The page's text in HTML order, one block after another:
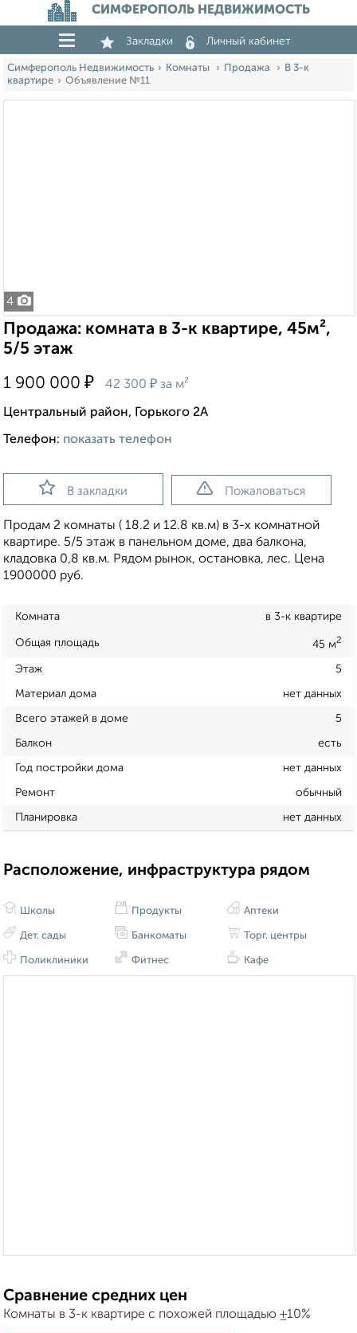
СИМФЕРОПОЛЬ НЕДВИЖИМОСТЬ
Закладки Личный кабинет
Симферополь Недвижимость Комнаты Продажа
В 3-к
квартире
Объявление №11
4
Продажа: комната в 3-к квартире, 45м²,
5/5 этаж
1 900 000 ₽ 42 300 ₽ за м²
Центральный район, Горького 2А
Телефон: показать телефон
В закладки Пожаловаться
Продам 2 комнаты ( 18.2 и 12.8 кв.м) в 3-х комнатной
квартире. 5/5 этаж в панельном доме, два балкона,
кладовка 0,8 кв.м. Рядом рынок, остановка, лес. Цена
1900000 руб.
Комната в 3-к квартире
Общая площадь 45 м2
Этаж 5
Материал дома нет данных
Всего этажей в доме 5
Балкон есть
Год постройки дома нет данных
Ремонт обычный
Планировка нет данных
Расположение, инфраструктура рядом
Школы
Дет. сады
Поликлиники
Продукты
Банкоматы
Фитнес
Аптеки
Торг. центры
Кафе
Сравнение средних цен
Комнаты в 3-к квартире с похожей площадью ±10%